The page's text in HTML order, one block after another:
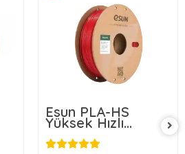
Esun PLA-HS
Yüksek Hızlı
Filament - Ateş
Kırmızısı